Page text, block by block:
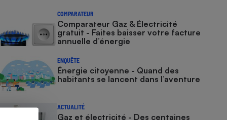
COMPARATEUR
Comparateur Gaz & Électricité
gratuit - Faites baisser votre facture
annuelle d’énergie
ENQUÊTE
Énergie citoyenne - Quand des
habitants se lancent dans l’aventure
ACTUALITÉ
Gaz et électricité - Des centaines